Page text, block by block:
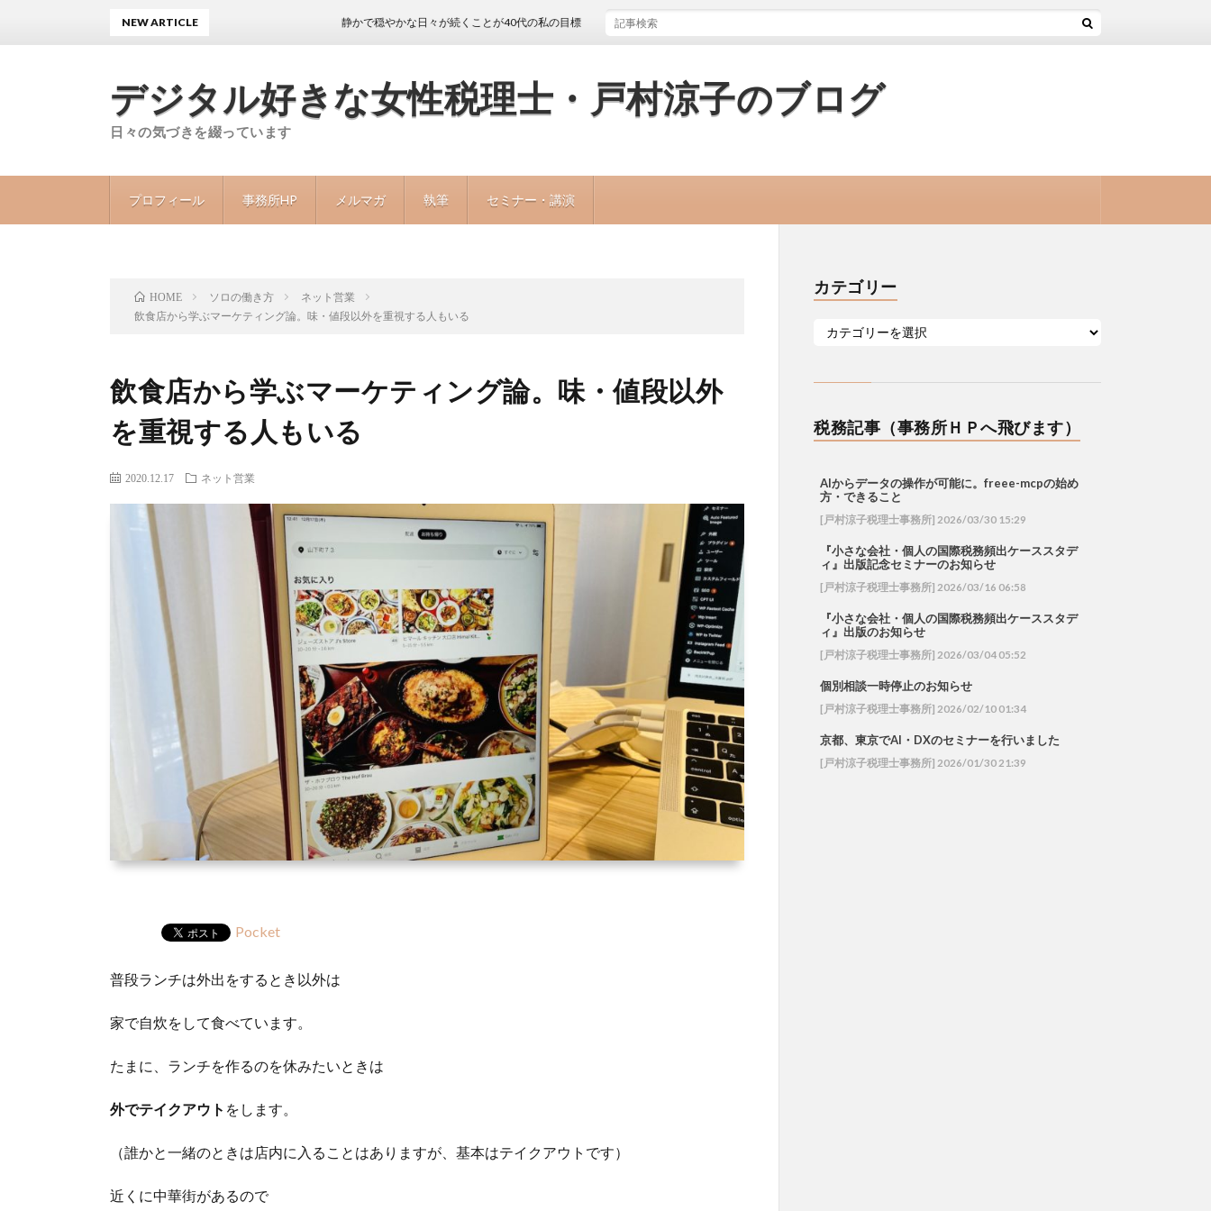
デジタル好きな女性税理士・戸村涼子のブログ
日々の気づきを綴っています
プロフィール 事務所HP メルマガ 執筆 セミナー・講演
NEW ARTICLE 静かで穏やかな日々が続くことが40代の私の目標
HOME ソロの働き方
ネット営業
飲食店から学ぶマーケティング論。味・値段以外を重視する人もいる
飲食店から学ぶマーケティング論。味・値段以外
を重視する人もいる
2020.12.17 ネット営業
Pocket
普段ランチは外出をするとき以外は
家で自炊をして食べています。
たまに、ランチを作るのを休みたいときは
外でテイクアウト をします。
（誰かと一緒のときは店内に入ることはありますが、基本はテイクアウトです）
近くに中華街があるので
カテゴリー
税務記事（事務所ＨＰへ飛びます）
AIからデータの操作が可能に。freee-mcpの始め
方・できること
[戸村涼子税理士事務所] 2026/03/30 15:29
『小さな会社・個人の国際税務頻出ケーススタデ
ィ』出版記念セミナーのお知らせ
[戸村涼子税理士事務所] 2026/03/16 06:58
『小さな会社・個人の国際税務頻出ケーススタデ
ィ』出版のお知らせ
[戸村涼子税理士事務所] 2026/03/04 05:52
個別相談一時停止のお知らせ
[戸村涼子税理士事務所] 2026/02/10 01:34
京都、東京でAI・DXのセミナーを行いました
[戸村涼子税理士事務所] 2026/01/30 21:39